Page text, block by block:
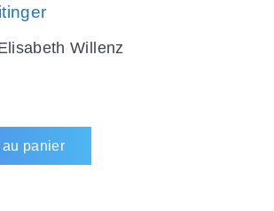
Willenz
panier